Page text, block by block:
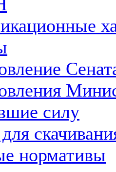
силу
нормативы